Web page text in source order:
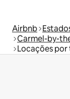
Airbnb
Carmel-by-
Locações